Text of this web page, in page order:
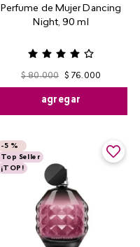
Perfume de Mujer Dancing
Night, 90 ml
$ 80.000 $ 76.000
agregar
-5 %
Top Seller
¡TOP!